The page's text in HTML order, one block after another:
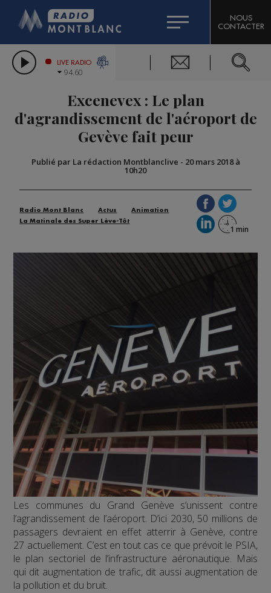
LES CHRONIQUES DE L'EXPERT
CITIZEN MACHINERY
GRAND MASSIF DOMAINES SKIABLES
BIGARD
COMPAGNIE DU MONT-BLANC
NOUS
CONTACTER
LIVE RADIO
94.60
Excenevex : Le plan
d'agrandissement de l'aéroport de
Gevève fait peur
Publié par La rédaction Montblanclive - 20 mars 2018 à
10h20
Radio Mont Blanc Actus
Animation
La Matinale des Super Lève-Tôt
Les communes du Grand Genève s’unissent contre
l’agrandissement de l’aéroport. D’ici 2030, 50 millions de
passagers devraient en effet atterrir à Genève, contre
27 actuellement. C’est en tout cas ce que prévoit le PSIA,
le plan sectoriel de l’infrastructure aéronautique. Mais
qui dit augmentation de trafic, dit aussi augmentation de
la pollution et du bruit.